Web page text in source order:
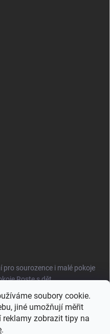
soubory cookie.
jiné umožňují měřit
zobrazit tipy na
.
pro sourozence i malé pokoje
Roste s dět...
pro malé prostory i
vašemu živo...